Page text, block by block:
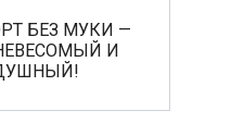
БЕЗ МУКИ —
И